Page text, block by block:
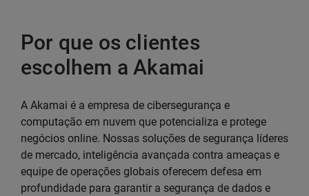
Por que os clientes
escolhem a Akamai
A Akamai é a empresa de cibersegurança e
computação em nuvem que potencializa e protege
negócios online. Nossas soluções de segurança líderes
de mercado, inteligência avançada contra ameaças e
equipe de operações globais oferecem defesa em
profundidade para garantir a segurança de dados e